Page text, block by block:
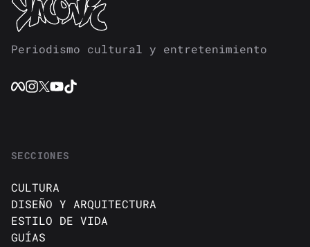
Periodismo cultural y entretenimiento
SECCIONES
CULTURA
DISEÑO Y ARQUITECTURA
ESTILO DE VIDA
GUÍAS